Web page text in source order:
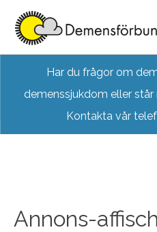
content
Har du frågor om
demenssjukdom eller
Kontakta vår
Annons-